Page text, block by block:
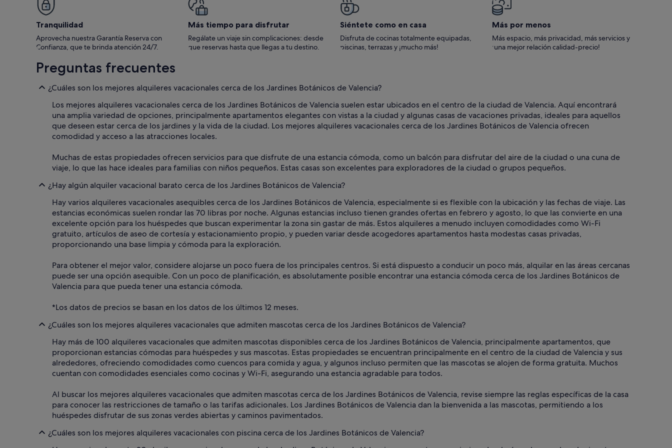
Tranquilidad
Aprovecha nuestra Garantía Reserva con
Confianza, que te brinda atención 24/7.
Más tiempo para disfrutar
Regálate un viaje sin complicaciones: desde
que reservas hasta que llegas a tu destino.
Siéntete como en casa
Disfruta de cocinas totalmente equipadas,
piscinas, terrazas y ¡mucho más!
Más por menos
Más espacio, más privacidad, más servicios y
¡una mejor relación calidad-precio!
Preguntas frecuentes
¿Cuáles son los mejores alquileres vacacionales cerca de los Jardines Botánicos de Valencia?
Los mejores alquileres vacacionales cerca de los Jardines Botánicos de Valencia suelen estar ubicados en el centro de la ciudad de Valencia. Aquí encontrará
una amplia variedad de opciones, principalmente apartamentos elegantes con vistas a la ciudad y algunas casas de vacaciones privadas, ideales para aquellos
que deseen estar cerca de los jardines y la vida de la ciudad. Los mejores alquileres vacacionales cerca de los Jardines Botánicos de Valencia ofrecen
comodidad y acceso a las atracciones locales.
Muchas de estas propiedades ofrecen servicios para que disfrute de una estancia cómoda, como un balcón para disfrutar del aire de la ciudad o una cuna de
viaje, lo que las hace ideales para familias con niños pequeños. Estas casas son excelentes para exploradores de la ciudad o grupos pequeños.
¿Hay algún alquiler vacacional barato cerca de los Jardines Botánicos de Valencia?
Hay varios alquileres vacacionales asequibles cerca de los Jardines Botánicos de Valencia, especialmente si es flexible con la ubicación y las fechas de viaje. Las
estancias económicas suelen rondar las 70 libras por noche. Algunas estancias incluso tienen grandes ofertas en febrero y agosto, lo que las convierte en una
excelente opción para los huéspedes que buscan experimentar la zona sin gastar de más. Estos alquileres a menudo incluyen comodidades como Wi-Fi
gratuito, artículos de aseo de cortesía y estacionamiento propio, y pueden variar desde acogedores apartamentos hasta modestas casas privadas,
proporcionando una base limpia y cómoda para la exploración.
Para obtener el mejor valor, considere alojarse un poco fuera de los principales centros. Si está dispuesto a conducir un poco más, alquilar en las áreas cercanas
puede ser una opción asequible. Con un poco de planificación, es absolutamente posible encontrar una estancia cómoda cerca de los Jardines Botánicos de
Valencia para que pueda tener una estancia cómoda.
*Los datos de precios se basan en los datos de los últimos 12 meses.
¿Cuáles son los mejores alquileres vacacionales que admiten mascotas cerca de los Jardines Botánicos de Valencia?
Hay más de 100 alquileres vacacionales que admiten mascotas disponibles cerca de los Jardines Botánicos de Valencia, principalmente apartamentos, que
proporcionan estancias cómodas para huéspedes y sus mascotas. Estas propiedades se encuentran principalmente en el centro de la ciudad de Valencia y sus
alrededores, ofreciendo comodidades como cuencos para comida y agua, y algunos incluso permiten que las mascotas se alojen de forma gratuita. Muchos
cuentan con comodidades esenciales como cocinas y Wi-Fi, asegurando una estancia agradable para todos.
Al buscar los mejores alquileres vacacionales que admiten mascotas cerca de los Jardines Botánicos de Valencia, revise siempre las reglas específicas de la casa
para conocer las restricciones de tamaño o las tarifas adicionales. Los Jardines Botánicos de Valencia dan la bienvenida a las mascotas, permitiendo a los
huéspedes disfrutar de sus zonas verdes abiertas y caminos pavimentados.
¿Cuáles son los mejores alquileres vacacionales con piscina cerca de los Jardines Botánicos de Valencia?